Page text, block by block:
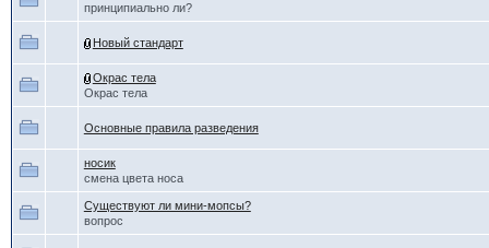
принципиально ли?
Новый стандарт
Окрас тела
Окрас тела
Основные правила разведения
носик
смена цвета носа
Существуют ли мини-мопсы?
вопрос